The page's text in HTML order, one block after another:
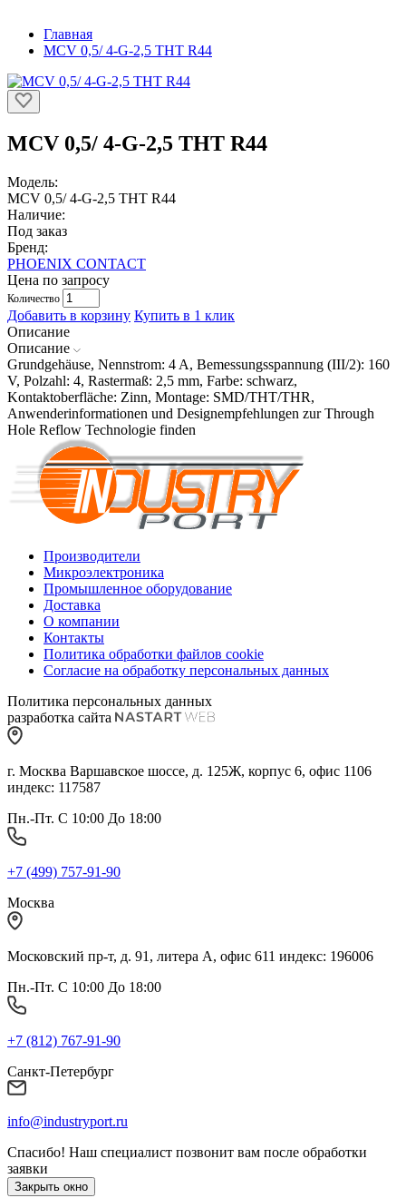
Главная
MCV 0,5/ 4-G-2,5 THT R44
MCV 0,5/ 4-G-2,5 THT R44
Модель:
MCV 0,5/ 4-G-2,5 THT R44
Наличие:
Под заказ
Бренд:
PHOENIX CONTACT
Цена по запросу
Количество
Добавить в корзину Купить в 1 клик
Описание
Описание
Grundgehäuse, Nennstrom: 4 A, Bemessungsspannung (III/2): 160
V, Polzahl: 4, Rastermaß: 2,5 mm, Farbe: schwarz,
Kontaktoberfläche: Zinn, Montage: SMD/THT/THR,
Anwenderinformationen und Designempfehlungen zur Through
Hole Reflow Technologie finden
Производители
Микроэлектроника
Промышленное оборудование
Доставка
О компании
Контакты
Политика обработки файлов cookie
Согласие на обработку персональных данных
Политика персональных данных
разработка сайта
г. Москва Варшавское шоссе, д. 125Ж, корпус 6, офис 1106
индекс: 117587
Пн.-Пт. С 10:00 До 18:00
+7 (499) 757-91-90
Москва
Московский пр-т, д. 91, литера А, офис 611 индекс: 196006
Пн.-Пт. С 10:00 До 18:00
+7 (812) 767-91-90
Санкт-Петербург
info@industryport.ru
Спасибо! Наш специалист позвонит вам после обработки
заявки
Закрыть окно